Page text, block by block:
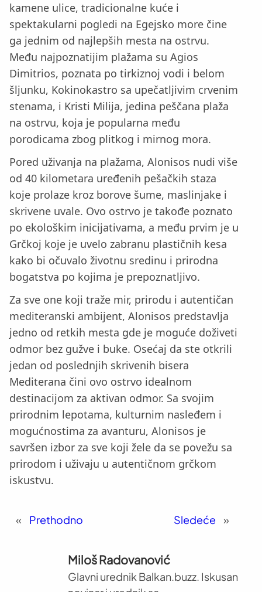
kamene ulice, tradicionalne kuće i
spektakularni pogledi na Egejsko more čine
ga jednim od najlepših mesta na ostrvu.
Među najpoznatijim plažama su Agios
Dimitrios, poznata po tirkiznoj vodi i belom
šljunku, Kokinokastro sa upečatljivim crvenim
stenama, i Kristi Milija, jedina peščana plaža
na ostrvu, koja je popularna među
porodicama zbog plitkog i mirnog mora.
Pored uživanja na plažama, Alonisos nudi više
od 40 kilometara uređenih pešačkih staza
koje prolaze kroz borove šume, maslinjake i
skrivene uvale. Ovo ostrvo je takođe poznato
po ekološkim inicijativama, a među prvim je u
Grčkoj koje je uvelo zabranu plastičnih kesa
kako bi očuvalo životnu sredinu i prirodna
bogatstva po kojima je prepoznatljivo.
Za sve one koji traže mir, prirodu i autentičan
mediteranski ambijent, Alonisos predstavlja
jedno od retkih mesta gde je moguće doživeti
odmor bez gužve i buke. Osećaj da ste otkrili
jedan od poslednjih skrivenih bisera
Mediterana čini ovo ostrvo idealnom
destinacijom za aktivan odmor. Sa svojim
prirodnim lepotama, kulturnim nasleđem i
mogućnostima za avanturu, Alonisos je
savršen izbor za sve koji žele da se povežu sa
prirodom i uživaju u autentičnom grčkom
iskustvu.
« Prethodno Sledeće »
Miloš Radovanović
Glavni urednik Balkan.buzz. Iskusan